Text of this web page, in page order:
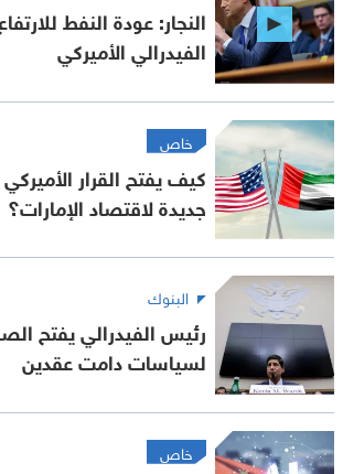
النجار: عودة النفط
الفيدرالي الأميركي
خاص
جديدة لاقتصاد الإمارات؟
البنوك
رئيس الفيدرالي يفتح
لسياسات دامت عقدين
خاص